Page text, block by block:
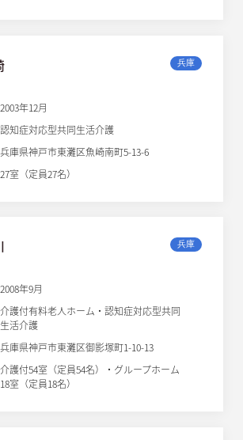
兵庫
2003年12月
認知症対応型共同生活介護
兵庫県神戸市東灘区魚崎南町5-13-6
27室（定員27名）
兵庫
2008年9月
介護付有料老人ホーム・認知症対応型共同
生活介護
兵庫県神戸市東灘区御影塚町1-10-13
介護付54室（定員54名）・グループホーム
18室（定員18名）